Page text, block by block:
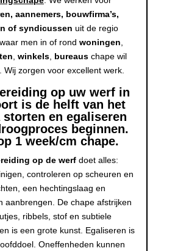
aannemers, bouwfirma’s,
of syndicussen uit de regio
men in of rondwoningen
winkels, bureauschape wil
Wij zorgen voor excellent werk.
op uw werf in
is de helft van het
storten en egaliseren
beginnen.
1 week/cm chape.
op de werfdoet alles:
controleren op scheuren en
een hechtingslaag en
aanbrengen. De chape afstrijken
ribbels, stof en subtiele
is een grote kunst. Egaliseren is
Oneffenheden kunnen